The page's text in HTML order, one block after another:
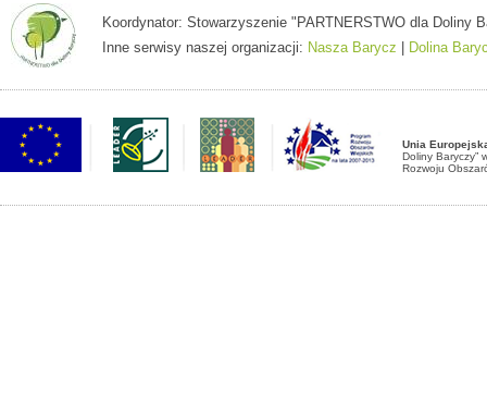
Koordynator: Stowarzyszenie "PARTNERSTWO dla
Inne serwisy naszej organizacji: Nasza Barycz Dolina
Unia
Doliny Baryczy”
Rozwoju